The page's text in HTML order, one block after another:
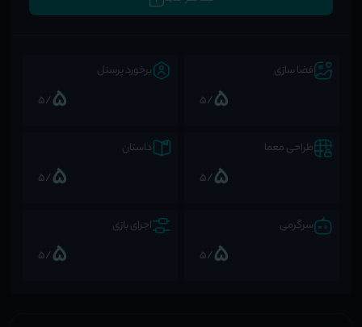
فضا سازی
5
/5
برخورد پرسنل
5
/5
طراحی معما
5
/5
داستان
5
/5
سرگرمی
5
/5
اجرای بازی
5
/5